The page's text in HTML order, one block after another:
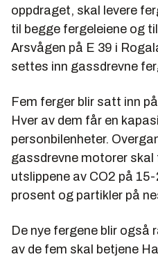
oppdraget, skal levere
til begge fergeleiene og
Arsvågen på E 39 i
settes inn gassdrevne
Fem ferger blir satt inn
Hver av dem får en
personbilenheter.
gassdrevne motorer skal
utslippene av CO2 på
prosent og partikler på
De nye fergene blir også
av de fem skal betjene